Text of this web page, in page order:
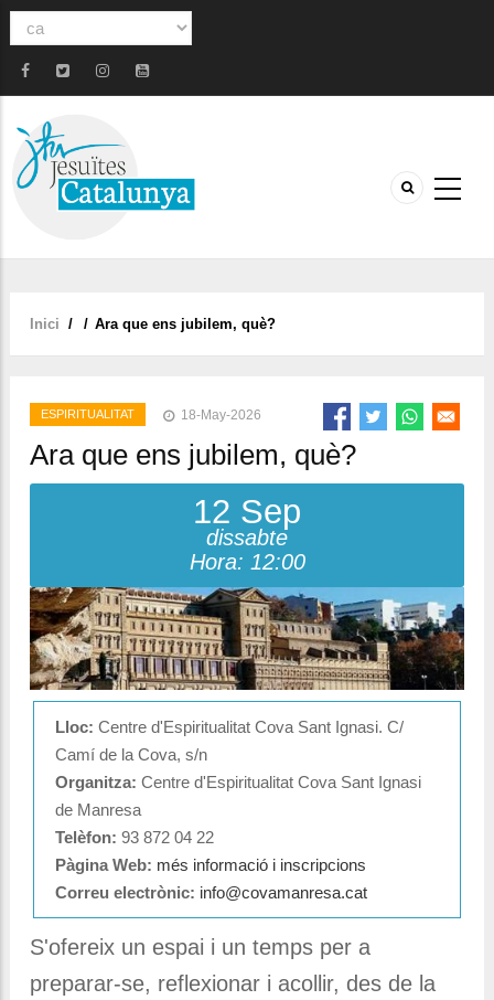
Select
language
Fil
Inici / / Ara que ens jubilem, què?
ESPIRITUALITAT 18-May-2026
Ara que ens jubilem, què?
12 Sep
dissabte
Hora: 12:00
Lloc: Centre d'Espiritualitat Cova Sant Ignasi. C/
Camí de la Cova, s/n
Organitza: Centre d'Espiritualitat Cova Sant Ignasi
de Manresa
Telèfon: 93 872 04 22
Pàgina Web: més informació i inscripcions
Correu electrònic: info@covamanresa.cat
S'ofereix un espai i un temps per a
preparar-se, reflexionar i acollir, des de la